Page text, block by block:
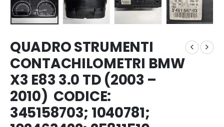
QUADRO STRUMENTI
CONTACHILOMETRI BMW
X3 E83 3.0 TD (2003 –
2010) CODICE:
345158703; 1040781;